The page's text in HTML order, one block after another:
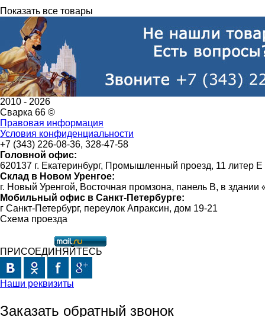
Показать все товары
2010 - 2026
Сварка 66 ©
Правовая информация
Условия конфиденциальности
+7 (343) 226-08-36, 328-47-58
Головной офис:
620137 г. Екатеринбург, Промышленный проезд, 11 литер Е
Склад в Новом Уренгое:
г. Новый Уренгой, Восточная промзона, панель В, в
Мобильный офис в Санкт-Петербурге:
г Санкт-Петербург, переулок Апраксин, дом 19-21
Схема проезда
ПРИСОЕДИНЯЙТЕСЬ
Наши реквизиты
Заказать обратный звонок